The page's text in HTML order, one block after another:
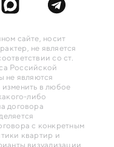
сайте, носит
не является
со ст.
Российской
не являются
в любое
либо
договора
с конкретным
квартир и
визуализации